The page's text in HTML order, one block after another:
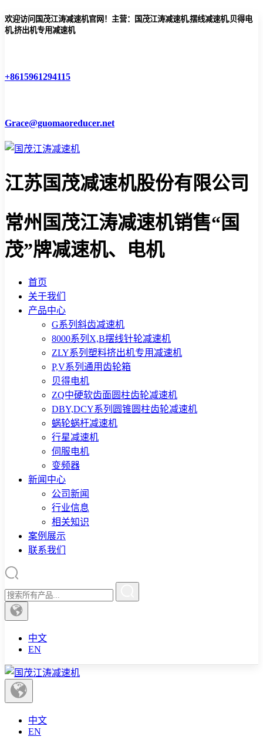
欢迎访问国茂江涛减速机官网！主营：国茂江涛减速机,摆线减速机,贝得电
机,挤出机专用减速机
+8615961294115
Grace@guomaoreducer.net
江苏国茂减速机股份有限公司
常州国茂江涛减速机销售“国
茂”牌减速机、电机
首页
关于我们
产品中心
G系列斜齿减速机
8000系列X,B摆线针轮减速机
ZLY系列塑料挤出机专用减速机
P,V系列通用齿轮箱
贝得电机
ZQ中硬软齿面圆柱齿轮减速机
DBY,DCY系列圆锥圆柱齿轮减速机
蜗轮蜗杆减速机
行星减速机
伺服电机
变频器
新闻中心
公司新闻
行业信息
相关知识
案例展示
联系我们
中文
EN
中文
EN